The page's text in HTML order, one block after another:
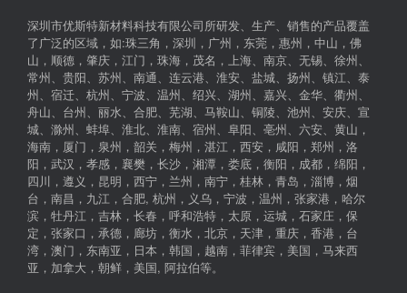
深圳市优斯特新材料科技有限公司所研发、生产、销售的产品覆盖
了广泛的区域，如:珠三角，深圳，广州，东莞，惠州，中山，佛
山，顺德，肇庆，江门，珠海，茂名，上海、南京、无锡、徐州、
常州、贵阳、苏州、南通、连云港、淮安、盐城、扬州、镇江、泰
州、宿迁、杭州、宁波、温州、绍兴、湖州、嘉兴、金华、衢州、
舟山、台州、丽水、合肥、芜湖、马鞍山、铜陵、池州、安庆、宣
城、滁州、蚌埠、淮北、淮南、宿州、阜阳、亳州、六安、黄山，
海南，厦门，泉州，韶关，梅州，湛江，西安，咸阳，郑州，洛
阳，武汉，孝感，襄樊，长沙，湘潭，娄底，衡阳，成都，绵阳，
四川，遵义，昆明，西宁，兰州，南宁，桂林，青岛，淄博，烟
台，南昌，九江，合肥, 杭州，义乌，宁波，温州，张家港，哈尔
滨，牡丹江，吉林，长春，呼和浩特，太原，运城，石家庄，保
定，张家口，承德，廊坊，衡水，北京，天津，重庆，香港，台
湾，澳门，东南亚，日本，韩国，越南，菲律宾，美国，马来西
亚，加拿大，朝鲜，美国, 阿拉伯等。